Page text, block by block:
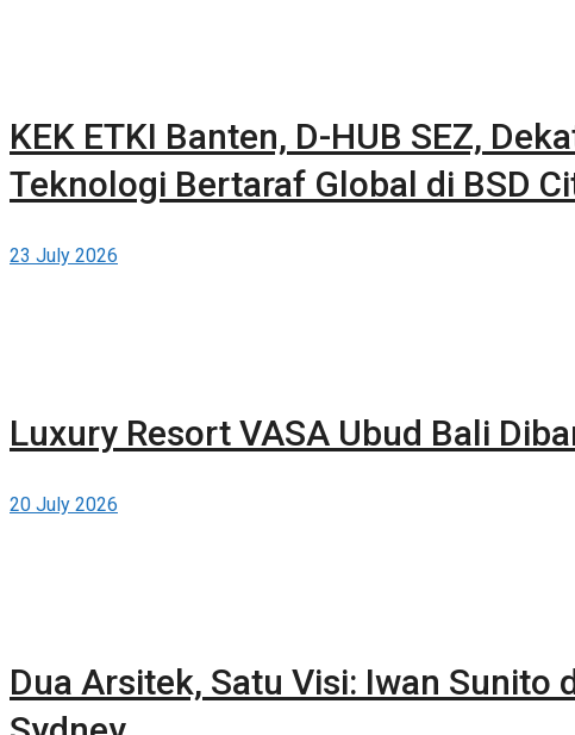
KEK ETKI Banten, D-HUB SEZ,
Teknologi Bertaraf Global di BSD
23 July 2026
Luxury Resort VASA Ubud Bali
20 July 2026
Dua Arsitek, Satu Visi: Iwan Sunito